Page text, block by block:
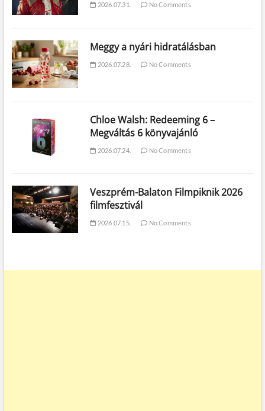
2026.07.31. No Comments
Meggy a nyári hidratálásban
2026.07.28. No Comments
Chloe Walsh: Redeeming 6 –
Megváltás 6 könyvajánló
2026.07.24. No Comments
Veszprém-Balaton Filmpiknik 2026
filmfesztivál
2026.07.15. No Comments